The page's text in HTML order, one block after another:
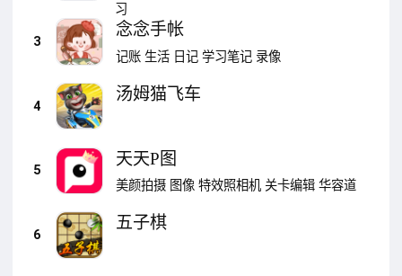
习
3
念念手帐
记账 生活 日记 学习笔记 录像
4
汤姆猫飞车
5
天天P图
美颜拍摄 图像 特效照相机 关卡编辑 华容道
6
五子棋